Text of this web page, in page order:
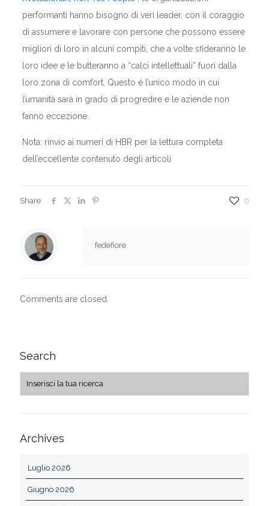
performanti hanno bisogno di veri leader, con il coraggio
di assumere e lavorare con persone che possono essere
migliori di loro in alcuni compiti, che a volte sfideranno le
loro idee e le butteranno a “calci intellettuali” fuori dalla
loro zona di comfort. Questo è l’unico modo in cui
l’umanità sarà in grado di progredire e le aziende non
fanno eccezione.
Nota: rinvio ai numeri di HBR per la lettura completa
dell’eccellente contenuto degli articoli
Share 0
fedefiore
Comments are closed.
Search
Archives
Luglio 2026
Giugno 2026